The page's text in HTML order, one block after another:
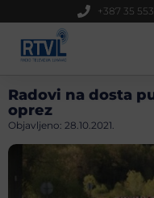
+387 35
Radovi na dosta
oprez
Objavljeno: 28.10.2021.